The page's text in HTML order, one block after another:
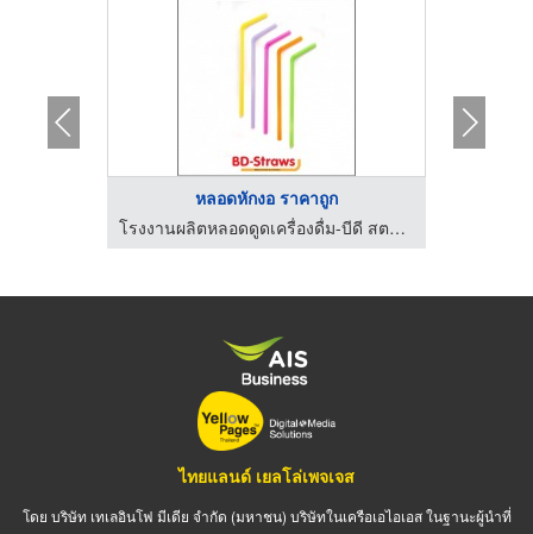
หลอดหักงอ ราคาถูก
โรงงานผลิตหลอดดูดเครื่องดื่ม-บีดี สตรอว์
ไทยแลนด์ เยลโล่เพจเจส
โดย บริษัท เทเลอินโฟ มีเดีย จำกัด (มหาชน) บริษัทในเครือเอไอเอส ในฐานะผู้นำที่